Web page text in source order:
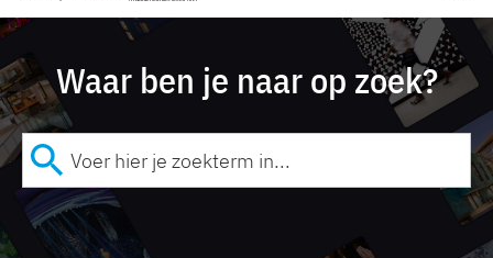
Waar ben je naar op zoek?